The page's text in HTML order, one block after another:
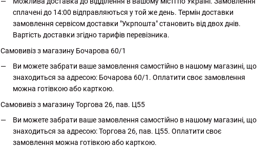
сплачені до 14:00 відправляються у той же день. Термін доставки
замовлення сервісом доставки "Укрпошта" становить від двох днів.
Вартість доставки згідно тарифів перевізника.
Самовивіз з магазину Бочарова 60/1
Ви можете забрати ваше замовлення самостійно в нашому магазині, що
знаходиться за адресою: Бочарова 60/1. Оплатити своє замовлення
можна готівкою або карткою.
Самовивіз з магазину Торгова 26, пав. Ц55
Ви можете забрати ваше замовлення самостійно в нашому магазині, що
знаходиться за адресою: Торгова 26, пав. Ц55. Оплатити своє
замовлення можна готівкою або карткою.